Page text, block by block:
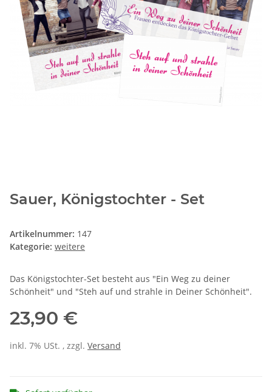
Sauer, Königstochter - Set
Artikelnummer: 147
Kategorie: weitere
Das Königstochter-Set besteht aus "Ein Weg zu deiner
Schönheit" und "Steh auf und strahle in Deiner Schönheit".
23,90 €
inkl. 7% USt. , zzgl. Versand